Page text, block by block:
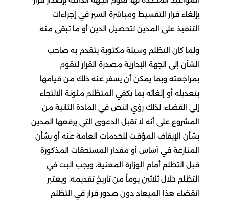
بإلغاء قرار التقسيط ومباشرة السير في إجراءات
التنفيذ على المدين لتحصيل الدين أو ما تبقى منه.
ولما كان التظلم وسيلة مكتوبة يتقدم به صاحب
الشأن إلى الجهة الإدارية مصدرة القرار لتقوم
بمراجعته وبما يمكن أن يسفر عنه ذلك من قيامها
بتعديله أو إلغائه بما يكفي المتظلم مئونة الالتجاء
إلى القضاء؛ لذلك رؤي النص في المادة الثانية من
المشروع على أنه لا تقبل الدعوى التي يرفعها المدين
بشأن الإيقاف المؤقت للخدمات العامة عنه أو بشأن
المنازعة في أساس أو مقدار المستحقات المذكورة
قبل التظلم أمام الوزارة المعنية، ويجب البت في
التظلم خلال ثلاثين يوماً من تاريخ تقديمه، ويعتبر
انقضاء هذا الميعاد دون صدور قرار في التظلم